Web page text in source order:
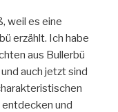
weil es eine
erzählt. Ich habe
aus Bullerbü
auch jetzt sind
entdecken und